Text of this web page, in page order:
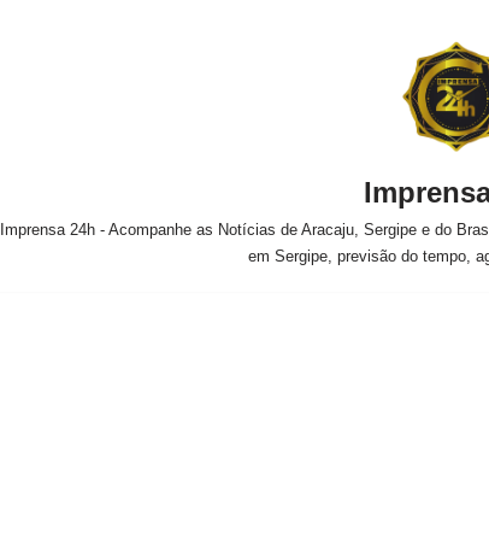
Imprensa 24h - Acompanhe as Notícias de Aracaju, Sergipe e do
em Sergipe, previsão do tempo,